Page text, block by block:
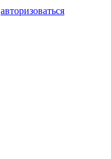
авторизоваться